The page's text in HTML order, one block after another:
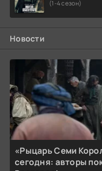
(1-4 сезон)
Новости
«Рыцарь Семи
сегодня: авторы